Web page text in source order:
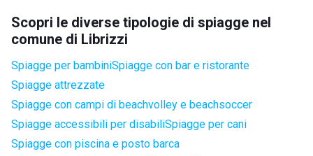
Scopri le diverse tipologie di spiagge nel
comune di Librizzi
Spiagge per bambiniSpiagge con bar e ristorante
Spiagge attrezzate
Spiagge con campi di beachvolley e beachsoccer
Spiagge accessibili per disabiliSpiagge per cani
Spiagge con piscina e posto barca